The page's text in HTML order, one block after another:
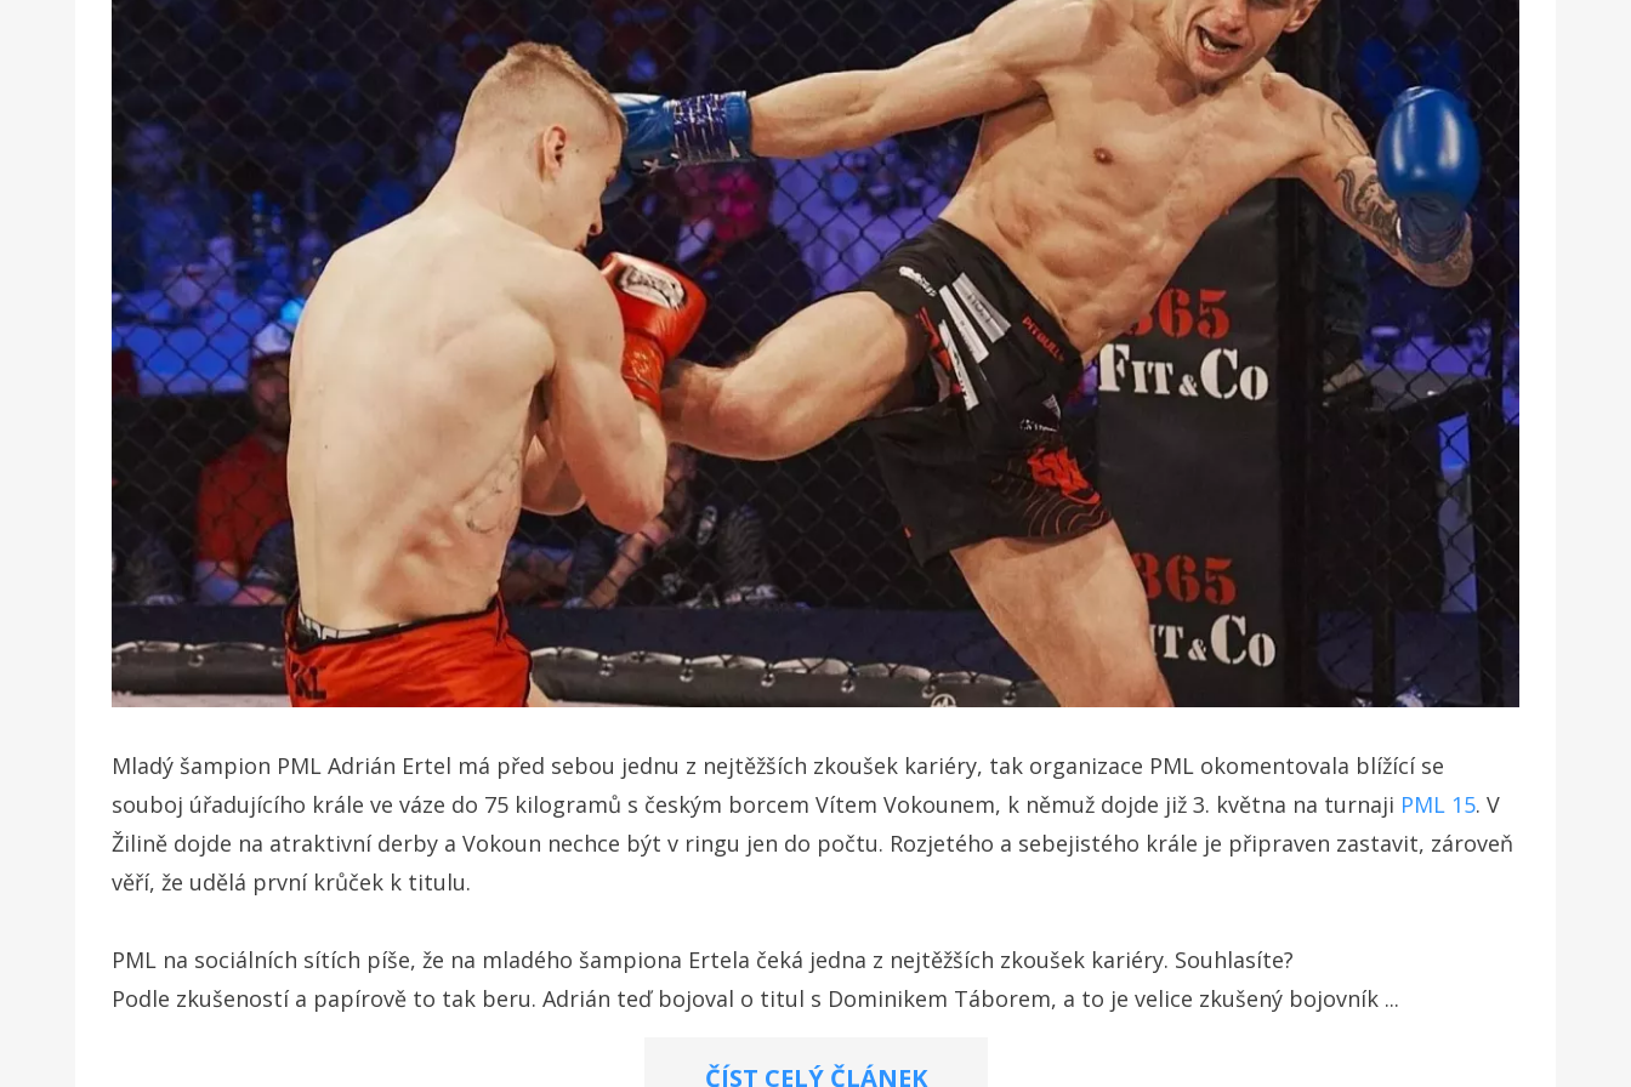
Mladý šampion PML Adrián Ertel má před sebou jednu z nejtěžších zkoušek kariéry, tak organizace PML okomentovala blížící se
souboj úřadujícího krále ve váze do 75 kilogramů s českým borcem Vítem Vokounem, k němuž dojde již 3. května na turnaji PML 15. V
Žilině dojde na atraktivní derby a Vokoun nechce být v ringu jen do počtu. Rozjetého a sebejistého krále je připraven zastavit, zároveň
věří, že udělá první krůček k titulu.
PML na sociálních sítích píše, že na mladého šampiona Ertela čeká jedna z nejtěžších zkoušek kariéry. Souhlasíte?
Podle zkušeností a papírově to tak beru. Adrián teď bojoval o titul s Dominikem Táborem, a to je velice zkušený bojovník ...
ČÍST CELÝ ČLÁNEK